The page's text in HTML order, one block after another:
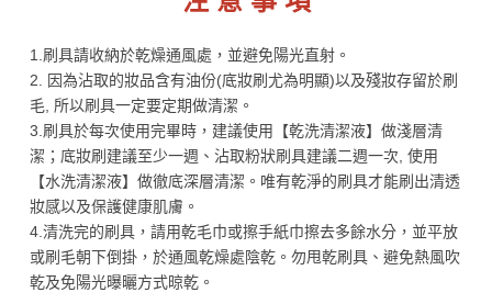
1.刷具請收納於乾燥通風處，並避免陽光直射。
2. 因為沾取的妝品含有油份(底妝刷尤為明顯)以及殘妝存留於刷
毛, 所以刷具一定要定期做清潔。
3.刷具於每次使用完畢時，建議使用【乾洗清潔液】做淺層清
潔；底妝刷建議至少一週、沾取粉狀刷具建議二週一次, 使用
【水洗清潔液】做徹底深層清潔。唯有乾淨的刷具才能刷出清透
妝感以及保護健康肌膚。
4.清洗完的刷具，請用乾毛巾或擦手紙巾擦去多餘水分，並平放
或刷毛朝下倒掛，於通風乾燥處陰乾。勿甩乾刷具、避免熱風吹
乾及免陽光曝曬方式晾乾。